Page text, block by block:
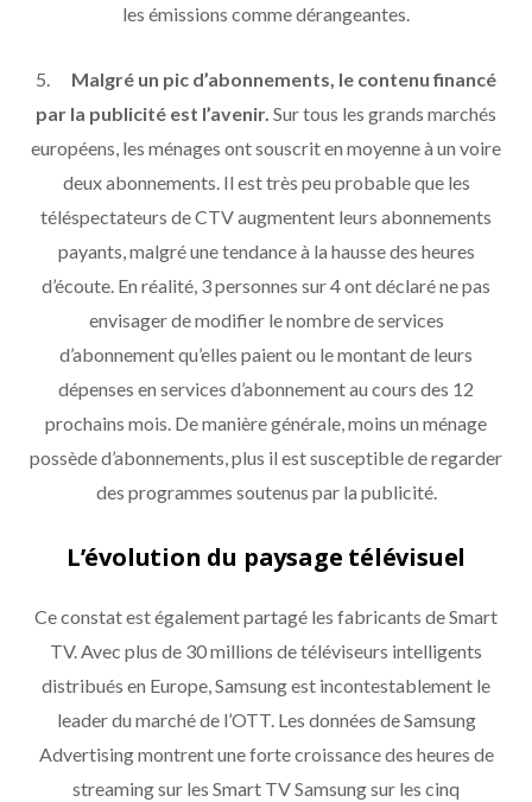
les émissions comme dérangeantes.
5. Malgré un pic d’abonnements, le contenu financé
par la publicité est l’avenir. Sur tous les grands marchés
européens, les ménages ont souscrit en moyenne à un voire
deux abonnements. Il est très peu probable que les
téléspectateurs de CTV augmentent leurs abonnements
payants, malgré une tendance à la hausse des heures
d’écoute. En réalité, 3 personnes sur 4 ont déclaré ne pas
envisager de modifier le nombre de services
d’abonnement qu’elles paient ou le montant de leurs
dépenses en services d’abonnement au cours des 12
prochains mois. De manière générale, moins un ménage
possède d’abonnements, plus il est susceptible de regarder
des programmes soutenus par la publicité.
L’évolution du paysage télévisuel
Ce constat est également partagé les fabricants de Smart
TV. Avec plus de 30 millions de téléviseurs intelligents
distribués en Europe, Samsung est incontestablement le
leader du marché de l’OTT. Les données de Samsung
Advertising montrent une forte croissance des heures de
streaming sur les Smart TV Samsung sur les cinq